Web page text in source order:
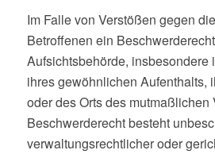
Im Falle von Verstößen gegen
Betroffenen ein
Aufsichtsbehörde, insbesondere
ihres gewöhnlichen Aufenthalts,
oder des Orts des mutmaßlichen
Beschwerderecht besteht
verwaltungsrechtlicher oder